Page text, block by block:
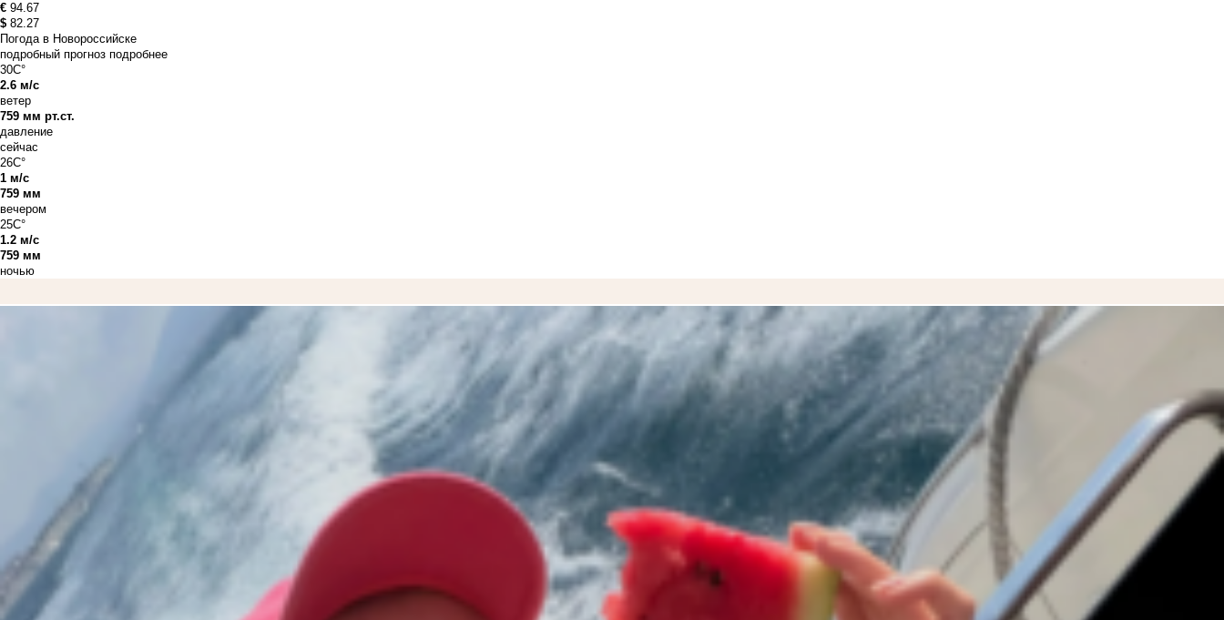
€ 94.67
$ 82.27
Погода в Новороссийске
подробный прогноз подробнее
30C°
2.6 м/с
ветер
759 мм рт.ст.
давление
сейчас
26C°
1 м/с
759 мм
вечером
25C°
1.2 м/с
759 мм
ночью